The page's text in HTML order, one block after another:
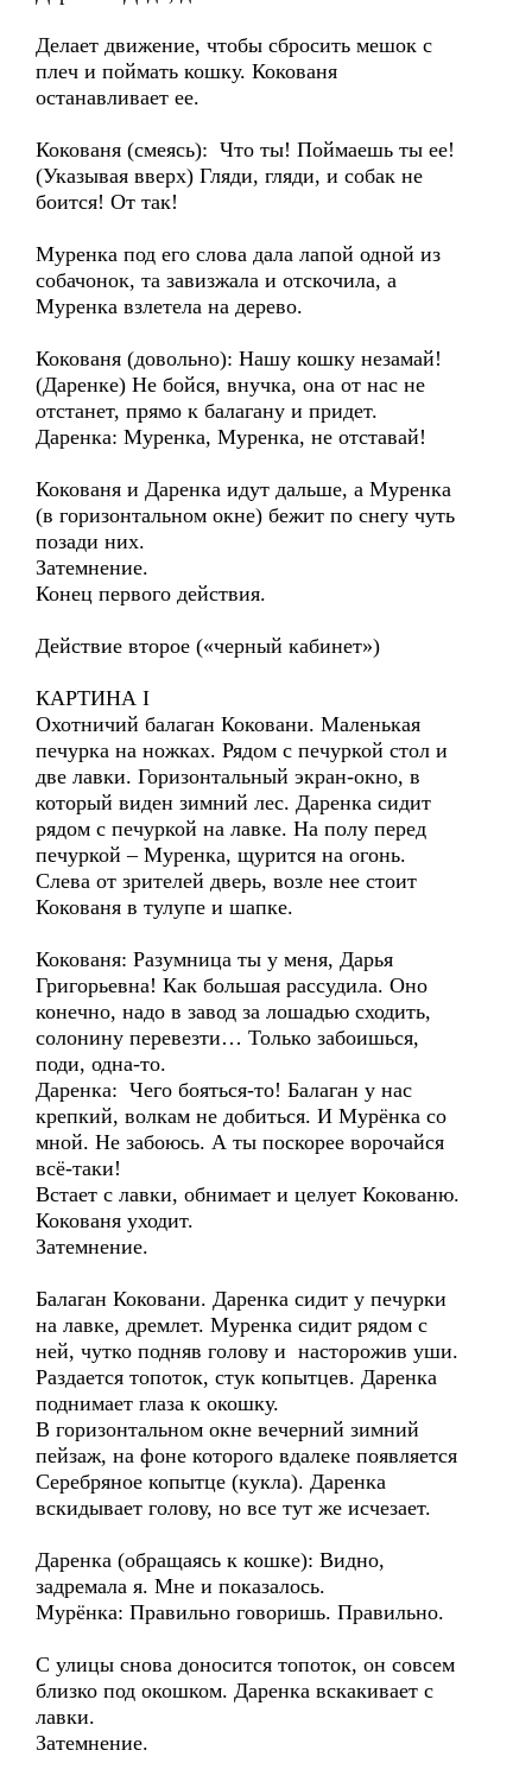
Делает движение, чтобы сбросить мешок с
плеч и поймать кошку. Кокованя
останавливает ее.
Кокованя (смеясь): Что ты! Поймаешь ты ее!
(Указывая вверх) Гляди, гляди, и собак не
боится! От так!
Муренка под его слова дала лапой одной из
собачонок, та завизжала и отскочила, а
Муренка взлетела на дерево.
Кокованя (довольно): Нашу кошку незамай!
(Даренке) Не бойся, внучка, она от нас не
отстанет, прямо к балагану и придет.
Даренка: Муренка, Муренка, не отставай!
Кокованя и Даренка идут дальше, а Муренка
(в горизонтальном окне) бежит по снегу чуть
позади них.
Затемнение.
Конец первого действия.
Действие второе («черный кабинет»)
КАРТИНА I
Охотничий балаган Коковани. Маленькая
печурка на ножках. Рядом с печуркой стол и
две лавки. Горизонтальный экран-окно, в
который виден зимний лес. Даренка сидит
рядом с печуркой на лавке. На полу перед
печуркой – Муренка, щурится на огонь.
Слева от зрителей дверь, возле нее стоит
Кокованя в тулупе и шапке.
Кокованя: Разумница ты у меня, Дарья
Григорьевна! Как большая рассудила. Оно
конечно, надо в завод за лошадью сходить,
солонину перевезти… Только забоишься,
поди, одна-то.
Даренка: Чего бояться-то! Балаган у нас
крепкий, волкам не добиться. И Мурёнка со
мной. Не забоюсь. А ты поскорее ворочайся
всё-таки!
Встает с лавки, обнимает и целует Кокованю.
Кокованя уходит.
Затемнение.
Балаган Коковани. Даренка сидит у печурки
на лавке, дремлет. Муренка сидит рядом с
ней, чутко подняв голову и насторожив уши.
Раздается топоток, стук копытцев. Даренка
поднимает глаза к окошку.
В горизонтальном окне вечерний зимний
пейзаж, на фоне которого вдалеке появляется
Серебряное копытце (кукла). Даренка
вскидывает голову, но все тут же исчезает.
Даренка (обращаясь к кошке): Видно,
задремала я. Мне и показалось.
Мурёнка: Правильно говоришь. Правильно.
С улицы снова доносится топоток, он совсем
близко под окошком. Даренка вскакивает с
лавки.
Затемнение.